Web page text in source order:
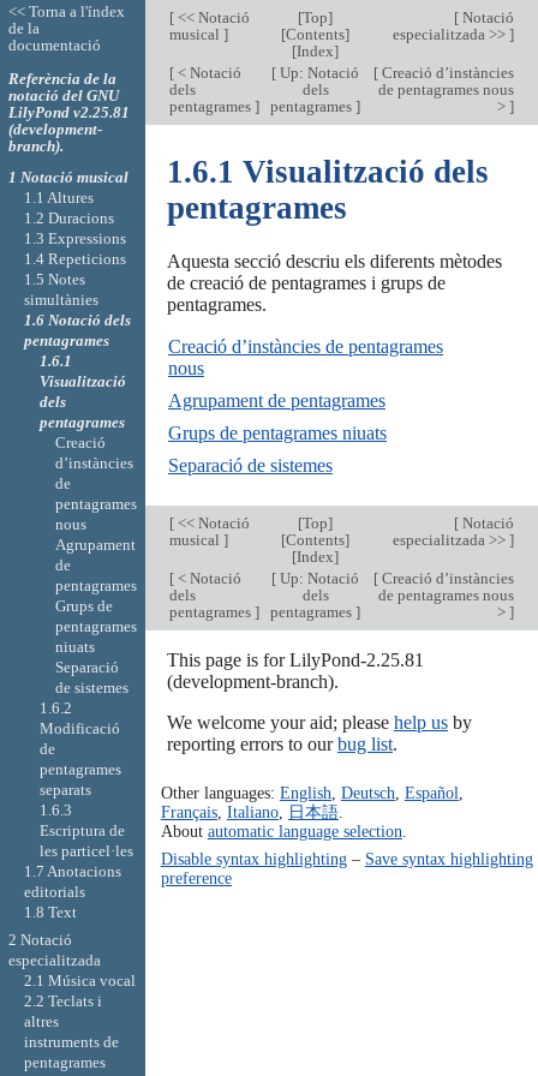
[<< Notació
musical ]
[Top]
[Contents]
[Index]
[Notació
especialitzada >> ]
[< Notació
dels
pentagrames ]
[ Up: Notació
dels
pentagrames]
[Creació d’instàncies
de pentagrames nous
> ]
1.6.1 Visualització dels
pentagrames
Aquesta secció descriu els diferents mètodes
de creació de pentagrames i grups de
pentagrames.
Creació d’instàncies de pentagrames
nous
Agrupament de pentagrames
Grups de pentagrames niuats
Separació de sistemes
[<< Notació
musical ]
[Top]
[Contents]
[Index]
[Notació
especialitzada >> ]
[< Notació
dels
pentagrames ]
[ Up: Notació
dels
pentagrames]
[Creació d’instàncies
de pentagrames nous
> ]
This page is for LilyPond-2.25.81
(development-branch).
We welcome your aid; please help usby
reporting errors to ourbug list.
Other languages: English Deutsch Español
Français, Italiano, 日本語.
About automatic language selection
Disable syntax highlighting– Save syntax highlighting
preference
<< Torna a l'índex
de la
documentació
Referència de la
notació del GNU
LilyPond v2.25.81
(development-
branch).
1 Notació musical
1.1 Altures
1.2 Duracions
1.3 Expressions
1.4 Repeticions
1.5 Notes
simultànies
1.6 Notació dels
pentagrames
1.6.1
Visualització
dels
pentagrames
Creació
d’instàncies
de
pentagrames
nous
Agrupament
de
pentagrames
Grups de
pentagrames
niuats
Separació
de sistemes
1.6.2
Modificació
de
pentagrames
separats
1.6.3
Escriptura de
les particel·les
1.7 Anotacions
editorials
1.8 Text
2 Notació
especialitzada
2.1 Música vocal
2.2 Teclats i
altres
instruments de
pentagrames